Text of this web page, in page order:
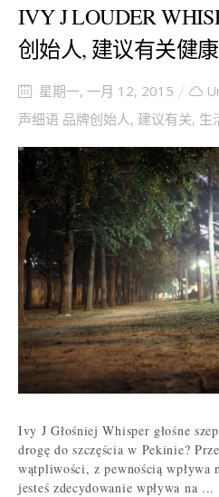
IVY J LOUDER
创始人, 建议有关健康
星期一, 一月 12, 2015
声细语 品牌创始人 , 建议有关, 生
Ivy J Głośniej Whisper głośne
drogę do szczęścia w Pekinie?
wątpliwości, z pewnością wpływa
jesteś zdecydowanie wpływa na ...